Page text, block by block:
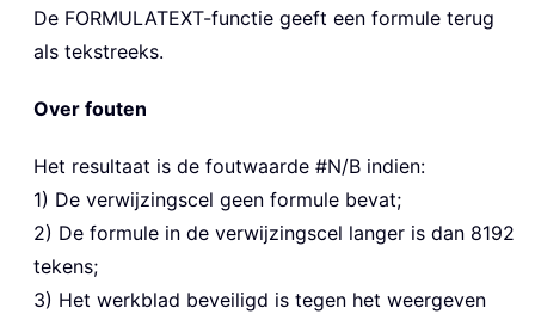
De FORMULATEXT-functie geeft een formule terug
als tekstreeks.
Over fouten
Het resultaat is de foutwaarde #N/B indien:
1) De verwijzingscel geen formule bevat;
2) De formule in de verwijzingscel langer is dan 8192
tekens;
3) Het werkblad beveiligd is tegen het weergeven